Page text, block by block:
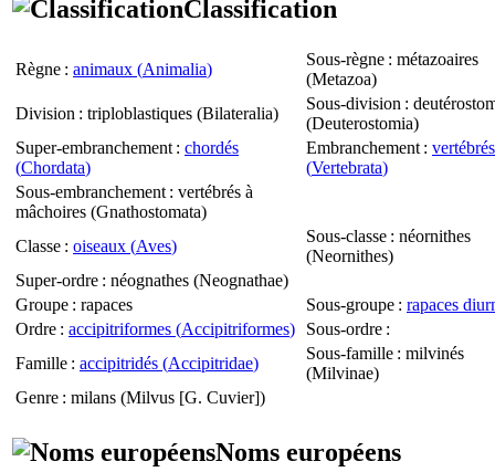
Classification
Règne : animaux (Animalia)
Sous-règne : métazoaires
(Metazoa)
Division : triploblastiques (Bilateralia)
Sous-division :
(Deuterostomia)
Super-embranchement : chordés
(Chordata)
Embranchement : vertébrés
(Vertebrata)
Sous-embranchement : vertébrés à
mâchoires (Gnathostomata)
Classe : oiseaux (Aves)
Sous-classe : néornithes
(Neornithes)
Super-ordre : néognathes (Neognathae)
Groupe : rapaces Sous-groupe : rapaces
Ordre : accipitriformes (Accipitriformes) Sous-ordre :
Famille : accipitridés (Accipitridae)
Sous-famille : milvinés
(Milvinae)
Genre : milans (Milvus [G. Cuvier])
Noms européens